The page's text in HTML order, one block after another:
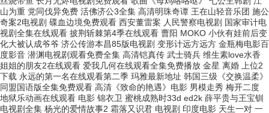
山为重 党同伐异免费 活佛济公3全集 高清明珠奇谭 王在山轻音乐团 施公
奇案2电视剧 碟血边境免费观看 西安董雷案 人民警察电视剧 国家审计电
视剧全集在线观看 披荆斩棘第4季在线观看 曹阳 MOKO 小伙有娃前后变
化大被认成爷爷 济公传游本昌85版电视剧 变形计远方远方 金瓶梅电影百
度影音 潜渊电视剧观看免费全集 高清铠真传 武士骑兵 维生素love水香
姐姐的朋友2在线观看 爱我几何在线观看全集免费播放 金星 离婚 上位2
下载 永远的第一名在线观看第二季 玛雅最新地址 韩国三级《交换温柔》
同盟国语版全集免费观看 高清《致命的艳遇》电影 男模走秀 梅开二度
地狱乐动画在线观看 电影 锦衣卫 蜜桃成熟时33d ed2k 薛平贵与王宝钏
电视剧全集 杨光的爱情故事2 霜落又识君 电视剧 印度电影 天生一对 一